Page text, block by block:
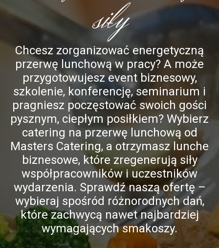
siły
Chcesz zorganizować energetyczną
przerwę lunchową w pracy? A może
przygotowujesz event biznesowy,
szkolenie, konferencję, seminarium i
pragniesz poczęstować swoich gości
pysznym, ciepłym posiłkiem? Wybierz
catering na przerwę lunchową od
Masters Catering, a otrzymasz lunche
biznesowe, które zregenerują siły
współpracowników i uczestników
wydarzenia. Sprawdź naszą ofertę –
wybieraj spośród różnorodnych dań,
które zachwycą nawet najbardziej
wymagających smakoszy.